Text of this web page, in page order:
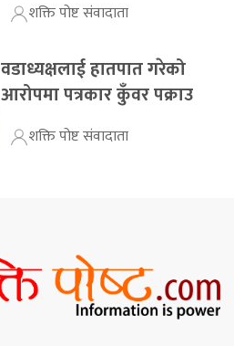
शक्ति पोष्ट संवादाता
वडाध्यक्षलाई हातपात गरेको
आरोपमा पत्रकार कुँवर पक्राउ
शक्ति पोष्ट संवादाता